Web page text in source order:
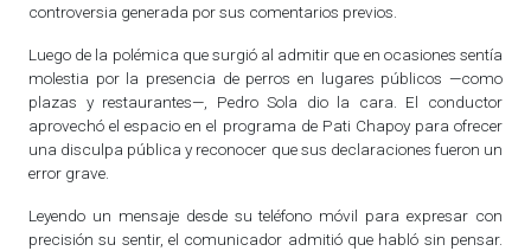
controversia generada por sus comentarios previos.
Luego de la polémica que surgió al admitir que en ocasiones sentía
molestia por la presencia de perros en lugares públicos —como
plazas y restaurantes—, Pedro Sola dio la cara. El conductor
aprovechó el espacio en el programa de Pati Chapoy para ofrecer
una disculpa pública y reconocer que sus declaraciones fueron un
error grave.
Leyendo un mensaje desde su teléfono móvil para expresar con
precisión su sentir, el comunicador admitió que habló sin pensar.